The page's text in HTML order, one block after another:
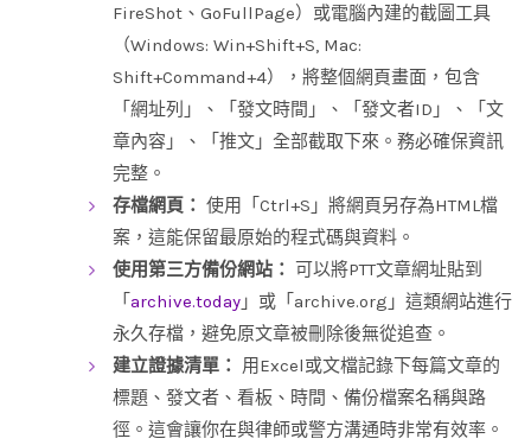
FireShot、GoFullPage）或電腦內建的截圖工具
（Windows: Win+Shift+S, Mac:
Shift+Command+4），將整個網頁畫面，包含
「網址列」、「發文時間」、「發文者ID」、「文
章內容」、「推文」全部截取下來。務必確保資訊
完整。
存檔網頁： 使用「Ctrl+S」將網頁另存為HTML檔
案，這能保留最原始的程式碼與資料。
使用第三方備份網站： 可以將PTT文章網址貼到
「 archive.today 」或「archive.org」這類網站進行
永久存檔，避免原文章被刪除後無從追查。
建立證據清單： 用Excel或文檔記錄下每篇文章的
標題、發文者、看板、時間、備份檔案名稱與路
徑。這會讓你在與律師或警方溝通時非常有效率。